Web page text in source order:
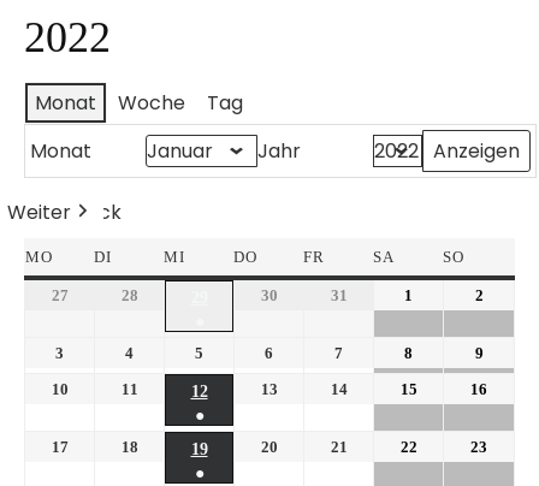
2022
Monat Woche
Tag
Monat
Jahr
Zurück
Heute
Weiter
MO DI MI DO FR SA SO
27 28 30 31 1 2
3 4 5 6 7 8
9
10
11
12
●
13 14 15 16
17 18
19
●
20 21 22 23